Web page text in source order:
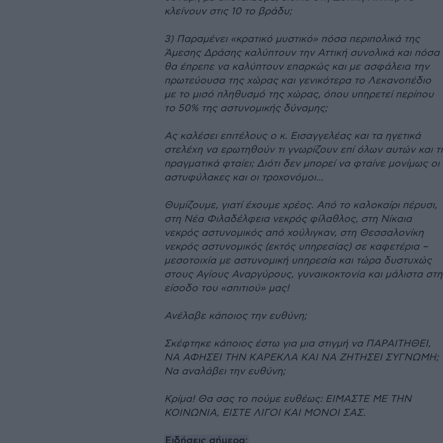
κλείνουν στις 10 το βράδυ;
3) Παραμένει «κρατικό μυστικό» πόσα περιπολικά της
Άμεσης Δράσης καλύπτουν την Αττική συνολικά και πόσα
θα έπρεπε να καλύπτουν επαρκώς και με ασφάλεια την
πρωτεύουσα της χώρας και γενικότερα το Λεκανοπέδιο
με το μισό πληθυσμό της χώρας, όπου υπηρετεί περίπου
το 50% της αστυνομικής δύναμης;
Ας καλέσει επιτέλους ο κ. Εισαγγελέας και τα ηγετικά
στελέχη να ερωτηθούν τι γνωρίζουν επί όλων αυτών και τι
πραγματικά φταίει; Διότι δεν μπορεί να φταίνε μονίμως οι
αστυφύλακες και οι τροχονόμοι...
Θυμίζουμε, γιατί έχουμε χρέος. Από το καλοκαίρι πέρυσι,
στη Νέα Φιλαδέλφεια νεκρός φίλαθλος, στη Νίκαια
νεκρός αστυνομικός από χούλιγκαν, στη Θεσσαλονίκη
νεκρός αστυνομικός (εκτός υπηρεσίας) σε καφετέρια –
μεσοτοιχία με αστυνομική υπηρεσία και τώρα δυστυχώς
στους Αγίους Αναργύρους, γυναικοκτονία και μάλιστα στη
είσοδο του «σπιτιού» μας!
Ανέλαβε κάποιος την ευθύνη;
Σκέφτηκε κάποιος έστω για μια στιγμή να ΠΑΡΑΙΤΗΘΕΙ,
ΝΑ ΑΦΗΣΕΙ ΤΗΝ ΚΑΡΕΚΛΑ ΚΑΙ ΝΑ ΖΗΤΗΣΕΙ ΣΥΓΝΩΜΗ;
Να αναλάβει την ευθύνη;
Κρίμα! Θα σας το πούμε ευθέως: ΕΙΜΑΣΤΕ ΜΕ ΤΗΝ
ΚΟΙΝΩΝΙΑ, ΕΙΣΤΕ ΛΙΓΟΙ ΚΑΙ ΜΟΝΟΙ ΣΑΣ.